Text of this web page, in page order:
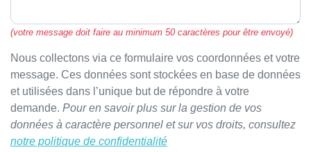
(votre message doit faire au minimum 50 caractères pour être envoyé)
Nous collectons via ce formulaire vos coordonnées et votre
message. Ces données sont stockées en base de données
et utilisées dans l’unique but de répondre à votre
demande. Pour en savoir plus sur la gestion de vos
données à caractère personnel et sur vos droits, consultez
notre politique de confidentialité